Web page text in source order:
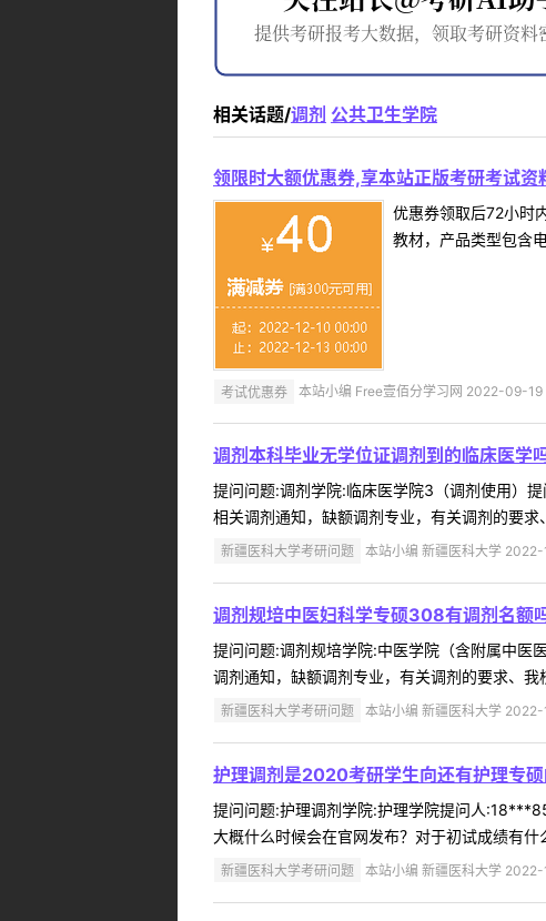
相关话题/调剂 公共卫生学院
领限时大额优惠券,享本站正版考研考试资
优惠券领取后72小时
教材，产品类型包含
考试优惠券 本站小编 Free壹佰分学习网 2022-09-19
调剂本科毕业无学位证调剂到的临床医学
提问问题:调剂学院:临床医学院3（调剂使用）
相关调剂通知，缺额调剂专业，有关调剂的要
新疆医科大学考研问题 本站小编 新疆医科大学
调剂规培中医妇科学专硕308有调剂名额
提问问题:调剂规培学院:中医学院（含附属中
调剂通知，缺额调剂专业，有关调剂的要求、
新疆医科大学考研问题 本站小编 新疆医科大学
护理调剂是2020考研学生向还有护理专
提问问题:护理调剂学院:护理学院提问人
大概什么时候会在官网发布？对于初试成绩有
新疆医科大学考研问题 本站小编 新疆医科大学